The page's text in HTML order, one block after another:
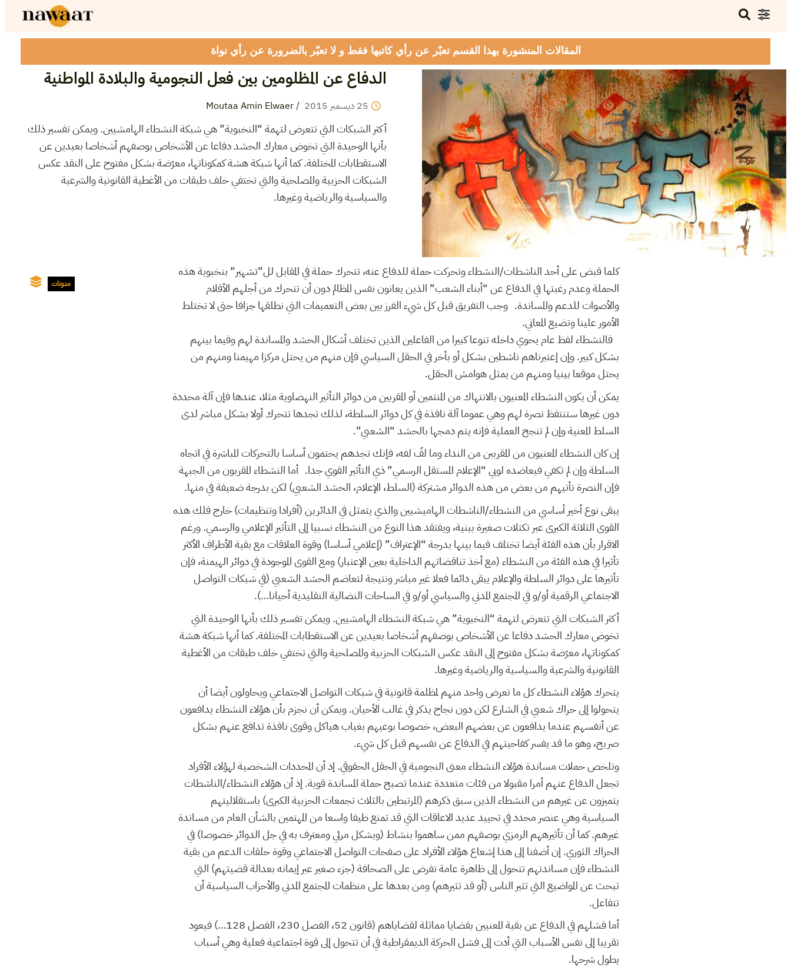
المقالات المنشورة بهذا القسم تعبّر عن رأي كاتبها فقط و لا تعبّر بالضرورة عن رأي نواة
الدفاع عن المظلومين بين فعل النجومية والبلادة المواطنية
25 ديسمبر 2015
/
Moutaa Amin Elwaer
أكثر الشبكات التي تتعرض لتهمة “النخبوية” هي شبكة النشطاء الهامشيين. ويمكن تفسير ذلك
بأنها الوحيدة التي تخوض معارك الحشد دفاعا عن الأشخاص بوصفهم أشخاصا بعيدين عن
الاستقطابات المختلفة. كما أنها شبكة هشة كمكوناتها، معرّضة بشكل مفتوح على النقد عكس
الشبكات الحزبية والمصلحية والتي تختفي خلف طبقات من الأغطية القانونية والشرعية
والسياسية والرياضية وغيرها.
مدونات
كلما قبض على أحد الناشطات/النشطاء وتحركت حملة للدفاع عنه، تتحرك حملة في المقابل لل”تشهير” بنخبوية هذه
الحملة وعدم رغبتها في الدفاع عن “أبناء الشعب” الذين يعانون نفس المظالم دون أن تتحرك من أجلهم الأقلام
والأصوات للدعم والمساندة. وجب التفريق قبل كل شيء الفرز بين بعض التعميمات التي نطلقها جزافا حتى لا تختلط
الأمور علينا وتضيع المعاني.
فالنشطاء لفظ عام يحوي داخله تنوعا كبيرا من الفاعلين الذين تختلف أشكال الحشد والمساندة لهم وفيما بينهم
بشكل كبير. وإن إعتبرناهم ناشطين بشكل أو بأخر في الحقل السياسي فإن منهم من يحتل مركزا مهيمنا ومنهم من
يحتل موقعا بينيا ومنهم من يمثل هوامش الحقل.
يمكن أن يكون النشطاء المعنيون بالانتهاك من المنتمين أو المقربين من دوائر التأثير النهضاوية مثلا، عندها فإن آلة محددة
دون غيرها ستنتفظ نصرة لهم وهي عموما آلة نافذة في كل دوائر السلطة، لذلك تجدها تتحرك أولا بشكل مباشر لدى
السلط المعنية وإن لم تنجح العملية فإنه يتم دمجها بالحشد “الشعبي”.
إن كان النشطاء المعنيون من المقرببن من النداء وما لفّ لفه، فإنك تجدهم يحتمون أساسا بالتحركات المباشرة في اتجاه
السلطة وإن لم تكفي فيعاضده لوبي “الإعلام المستقل الرسمي” ذي التأثير القوي جدا. أما النشطاء المقربون من الجبهة
فإن النصرة تأتيهم من بعض من هذه الدوائر مشتركة (السلط، الإعلام، الحشد الشعبي) لكن بدرجة ضعيفة في منها.
يبقى نوع أخير أساسي من النشطاء/الناشطات الهاميشيين والذي يتمثل في الدائرين (أفرادا وتنظيمات) خارج فلك هذه
القوى الثلاثة الكبرى عبر تكتلات صغيرة بينية، ويفتقد هذا النوع من النشطاء نسبيا إلى التأثير الإعلامي والرسمي. ورغم
الاقرار بأن هذه الفئة أيضا تختلف فيما بينها بدرجة “الإعتراف” (إعلامي أساسا) وقوة العلاقات مع بقية الأطراف الأكثر
تأثيرا في هذه الفئة من النشطاء (مع أخذ تناقضاتهم الداخلية بعين الإعتبار) ومع القوى الموجودة في دوائر الهيمنة، فإن
تأثيرها على دوائر السلطة والإعلام يبقى دائما فعلا غير مباشر ونتيجة لتعاضم الحشد الشعبي (في شبكات التواصل
الاجتماعي الرقمية أو/و في المجتمع المدني والسياسي أو/و في الساحات النضالية التقليدية أحيانا…).
أكثر الشبكات التي تتعرض لتهمة “النخبوية” هي شبكة النشطاء الهامشيين. ويمكن تفسير ذلك بأنها الوحيدة التي
تخوض معارك الحشد دفاعا عن الأشخاص بوصفهم أشخاصا بعيدين عن الاستقطابات المختلفة. كما أنها شبكة هشة
كمكوناتها، معرّضة بشكل مفتوح إلى النقد عكس الشبكات الحزبية والمصلحية والتي تختفي خلف طبقات من الأغطية
القانونية والشرعية والسياسية والرياضية وغيرها.
يتحرك هؤلاء النشطاء كل ما تعرض واحد منهم لمظلمة قانونية في شبكات التواصل الاجتماعي ويحاولون أيضا أن
يتحولوا إلى حراك شعبي في الشارع لكن دون نجاح يذكر في غالب الأحيان. ويمكن أن نجزم بأن هؤلاء النشطاء يدافعون
عن أنفسهم عندما يدافعون عن بعضهم البعض، خصوصا بوعيهم بغياب هياكل وقوى نافذة تدافع عنهم بشكل
صريح، وهو ما قد يفسر كفاحيتهم في الدفاع عن نفسهم قبل كل شيء.
وتلخص حملات مساندة هؤلاء النشطاء معنى النجومية في الحقل الحقوقي. إذ أن المحددات الشخصية لهؤلاء الأفراد
تجعل الدفاع عنهم أمرا مقبولا من فئات متعددة عندما تصبح حملة المساندة قوية. إذ أن هؤلاء النشطاء/الناشطات
يتميزون عن غيرهم من النشطاء الذين سبق ذكرهم (المرتبطين بالثلاث تجمعات الحزبية الكبرى) باستقلاليتهم
السياسية وهي عنصر محدد في تحييد عديد الاعاقات التي قد تمنع طيفا واسعا من المهتمين بالشأن العام من مساندة
غيرهم. كما أن تأثيرههم الرمزي بوصفهم ممن ساهموا بنشاط (وبشكل مرئي ومعترف به في جل الدوائر خصوصا) في
الحراك الثوري. إن أضفنا إلى هذا إشعاع هؤلاء الأفراد على صفحات التواصل الاجتماعي وقوة حلقات الدعم من بقية
النشطاء فإن مساندتهم تتحول إلى ظاهرة عامة تفرض على الصحافة (جزء صغير عبر إيمانه بعدالة قضيتهم) التي
تبحث عن المواضيع التي تثير الناس (أو قد تثيرهم) ومن بعدها على منظمات المجتمع المدني والأحزاب السياسية أن
تتفاعل.
أما فشلهم في الدفاع عن بقية المعنيين بقضايا مماثلة لقضاياهم (قانون 52، الفصل 230، الفصل 128…) فيعود
تقريبا إلى نفس الأسباب التي أدت إلى فشل الحركة الديمقراطية في أن تتحول إلى قوة اجتماعية فعلية وهي أسباب
يطول شرحها.